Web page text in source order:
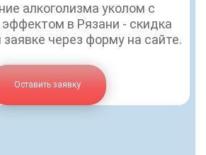
алкоголизма уколом с
в Рязани - скидка
через форму на сайте.
Оставить заявку